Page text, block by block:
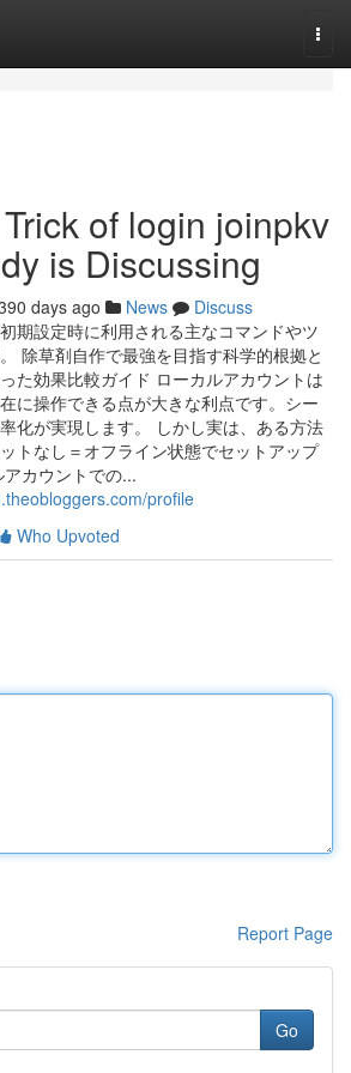
of login joinpkv
is Discussing
days ago News
Discuss
期設定時に利用される主なコマンドやツ
除草剤自作で最強を目指す科学的根拠と
た効果比較ガイド ローカルアカウントは
に操作できる点が大きな利点です。シー
化が実現します。 しかし実は、ある方法
トなし＝オフライン状態でセットアップ
カウントでの...
profile
Who Upvoted
Report Page
Go